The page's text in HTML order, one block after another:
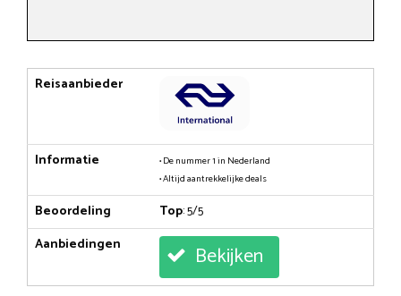
Reisaanbieder
Informatie
• De nummer 1 in Nederland
• Altijd aantrekkelijke deals
Beoordeling Top: 5/5
Aanbiedingen
Bekijken